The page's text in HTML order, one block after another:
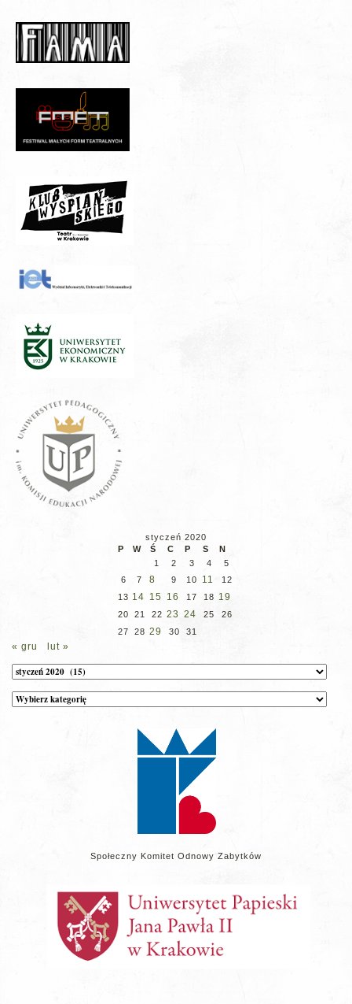
styczeń 2020
P
W Ś C P S
N
1
2 3 4
5
6
7 8 9 10 11
12
13 14 15 16 17 18 19
20 21 22 23 24 25
26
27
28 29 30 31
« gru lut »
Archiwum
Kategorie
wpisów
Społeczny Komitet Odnowy Zabytków